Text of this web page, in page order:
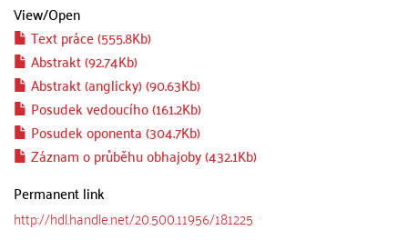
View/Open
Text práce (555.8Kb)
Abstrakt (92.74Kb)
Abstrakt (anglicky) (90.63Kb)
Posudek vedoucího (161.2Kb)
Posudek oponenta (304.7Kb)
Záznam o průběhu obhajoby (432.1Kb)
Permanent link
http://hdl.handle.net/20.500.11956/181225